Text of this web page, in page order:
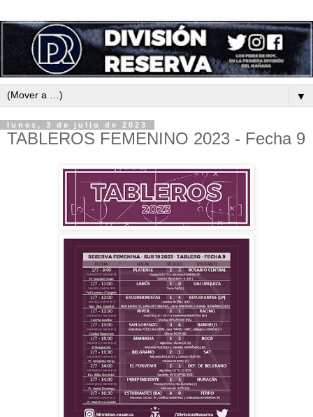
▼
lunes, 3 de julio de 2023
TABLEROS FEMENINO 2023 - Fecha 9